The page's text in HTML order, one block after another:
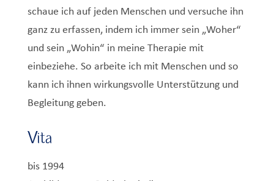
schaue ich auf jeden Menschen und versuche ihn
ganz zu erfassen, indem ich immer sein „Woher“
und sein „Wohin“ in meine Therapie mit
einbeziehe. So arbeite ich mit Menschen und so
kann ich ihnen wirkungsvolle Unterstützung und
Begleitung geben.
Vita
bis 1994